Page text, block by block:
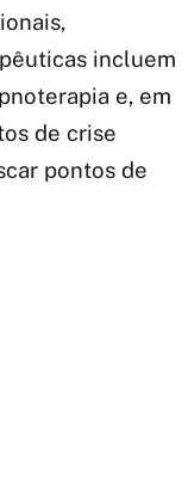
incluem
e, em
de crise
pontos de